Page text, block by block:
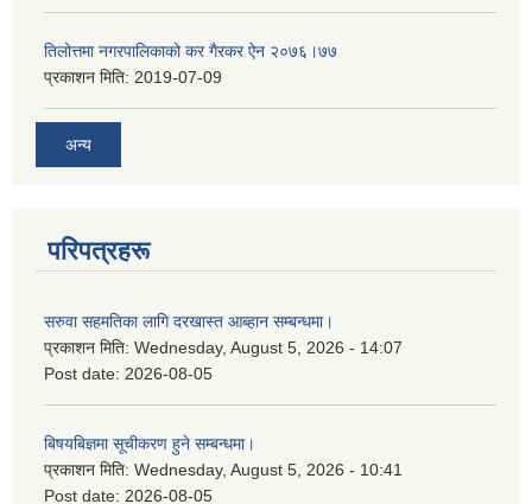
तिलोत्तमा नगरपालिकाको कर गैरकर ऐन २०७६।७७
प्रकाशन मिति: 2019-07-09
अन्य
परिपत्रहरू
सरुवा सहमतिका लागि दरखास्त आब्हान सम्बन्धमा।
प्रकाशन मिति: Wednesday, August 5, 2026 - 14:07
Post date: 2026-08-05
बिषयबिज्ञमा सूचीकरण हुने सम्बन्धमा।
प्रकाशन मिति: Wednesday, August 5, 2026 - 10:41
Post date: 2026-08-05